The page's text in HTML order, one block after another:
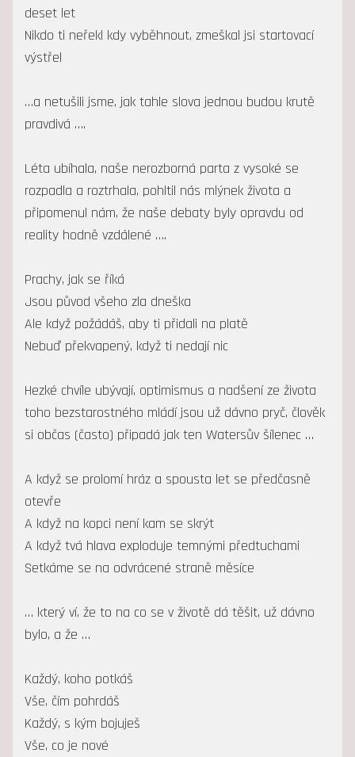
deset let
Nikdo ti neřekl kdy vyběhnout, zmeškal jsi startovací
výstřel
…a netušili jsme, jak tahle slova jednou budou krutě
pravdivá ….
Léta ubíhala, naše nerozborná parta z vysoké se
rozpadla a roztrhala, pohltil nás mlýnek života a
připomenul nám, že naše debaty byly opravdu od
reality hodně vzdálené ….
Prachy, jak se říká
Jsou původ všeho zla dneška
Ale když požádáš, aby ti přidali na platě
Nebuď překvapený, když ti nedají nic
Hezké chvíle ubývají, optimismus a nadšení ze života
toho bezstarostného mládí jsou už dávno pryč, člověk
si občas (často) připadá jak ten Watersův šílenec …
A když se prolomí hráz a spousta let se předčasně
otevře
A když na kopci není kam se skrýt
A když tvá hlava exploduje temnými předtuchami
Setkáme se na odvrácené straně měsíce
… který ví, že to na co se v životě dá těšit, už dávno
bylo, a že …
Každý, koho potkáš
Vše, čím pohrdáš
Každý, s kým bojuješ
Vše, co je nové